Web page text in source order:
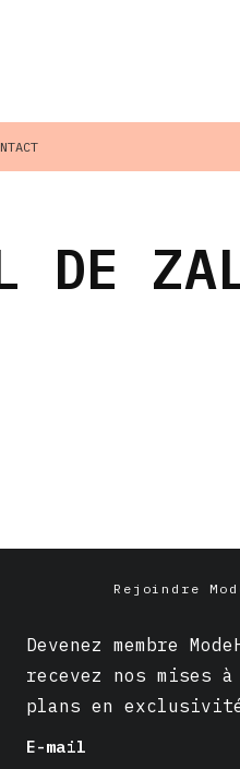
Rejoindre
Devenez membre
recevez nos mises
plans en
E-mail